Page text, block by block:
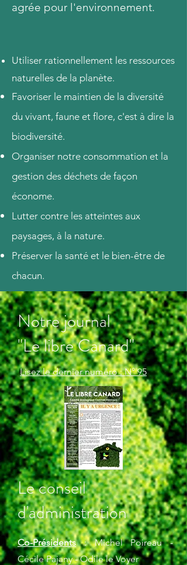
agrée pour l'environnement.
Utiliser rationnellement les ressources
naturelles de la planète.
Favoriser le maintien de la diversité
du vivant, faune et flore, c'est à dire la
biodiversité.
Organiser notre consommation et la
gestion des déchets de façon
économe.
Lutter contre les atteintes aux
paysages, à la nature.
Préserver la santé et le bien-être de
chacun.
Notre journal
"Le libre Canard"
Lisez le dernier numéro : N° 95
Le conseil
d'administration
Co-Présidents: Michel Poireau -
Cécile Pajany - Odile le Voyer